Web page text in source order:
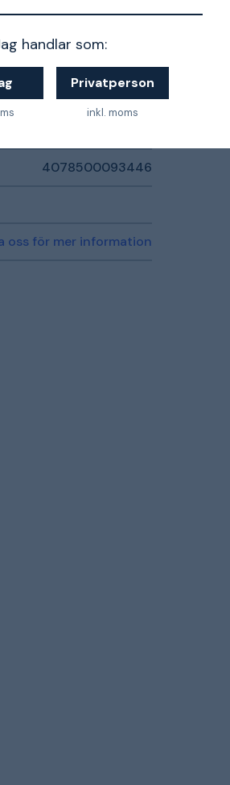
handlar som:
Privatperson
inkl. moms
4078500093446
oss för mer information